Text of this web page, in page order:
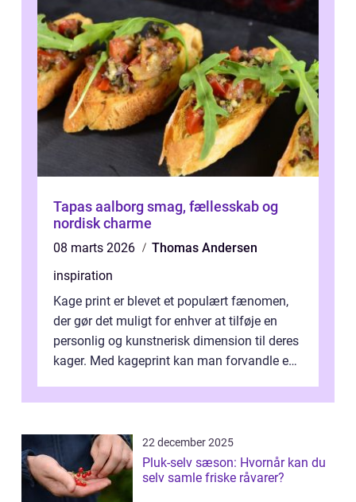
Tapas aalborg smag, fællesskab og
nordisk charme
08 marts 2026
Thomas Andersen
inspiration
Kage print er blevet et populært fænomen,
der gør det muligt for enhver at tilføje en
personlig og kunstnerisk dimension til deres
kager. Med kageprint kan man forvandle en
22 december 2025
Pluk-selv sæson: Hvornår kan du
selv samle friske råvarer?